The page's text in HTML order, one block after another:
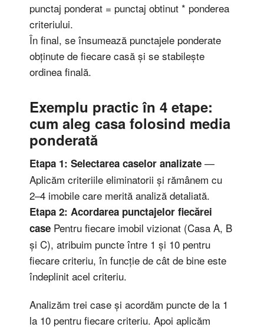
punctaj ponderat = punctaj obtinut * ponderea
criteriului.
În final, se însumează punctajele ponderate
obținute de fiecare casă și se stabilește
ordinea finală.
Exemplu practic în 4 etape:
cum aleg casa folosind media
ponderată
Etapa 1: Selectarea caselor analizate —
Aplicăm criteriile eliminatorii și rămânem cu
2–4 imobile care merită analiză detaliată.
Etapa 2: Acordarea punctajelor fiecărei
case Pentru fiecare imobil vizionat (Casa A, B
și C), atribuim puncte între 1 și 10 pentru
fiecare criteriu, în funcție de cât de bine este
îndeplinit acel criteriu.
Analizăm trei case și acordăm puncte de la 1
la 10 pentru fiecare criteriu. Apoi aplicăm